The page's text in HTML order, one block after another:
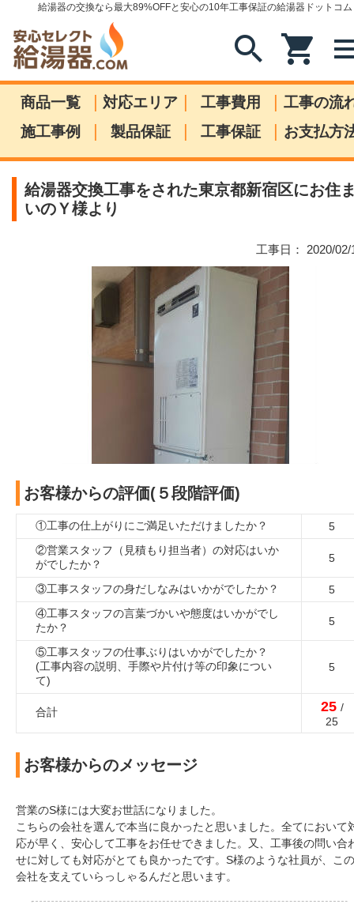
給湯器の交換なら最大89%OFFと安心の10年工事保証の給湯器ドットコム
search shopping_cart
商品一覧 | 対応エリア | 工事費用 | 工事の流
施工事例
| 製品保証 | 工事保証 | お支払方
給湯器交換工事をされた東京都新宿区にお住
いのＹ様より
工事日： 2020/02/
お客様からの評価(５段階評価)
①工事の仕上がりにご満足いただけましたか？
5
②営業スタッフ（見積もり担当者）の対応はいか
がでしたか？
5
③工事スタッフの身だしなみはいかがでしたか？
5
④工事スタッフの言葉づかいや態度はいかがでし
たか？
5
⑤工事スタッフの仕事ぶりはいかがでしたか？
(工事内容の説明、手際や片付け等の印象につい
て)
5
合計 25 /
25
お客様からのメッセージ
営業のS様には大変お世話になりました。
こちらの会社を選んで本当に良かったと思いました。全てにおいて
応が早く、安心して工事をお任せできました。又、工事後の問い合
せに対しても対応がとても良かったです。S様のような社員が、この
会社を支えていらっしゃるんだと思います。